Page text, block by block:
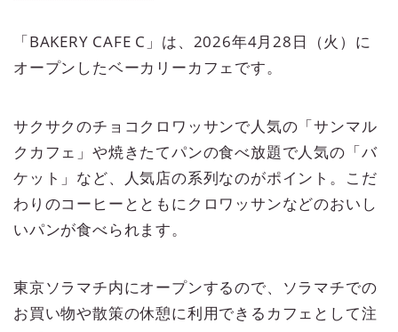
「BAKERY CAFE C」は、2026年4月28日（火）に
オープンしたベーカリーカフェです。
サクサクのチョコクロワッサンで人気の「サンマル
クカフェ」や焼きたてパンの食べ放題で人気の「バ
ケット」など、人気店の系列なのがポイント。こだ
わりのコーヒーとともにクロワッサンなどのおいし
いパンが食べられます。
東京ソラマチ内にオープンするので、ソラマチでの
お買い物や散策の休憩に利用できるカフェとして注